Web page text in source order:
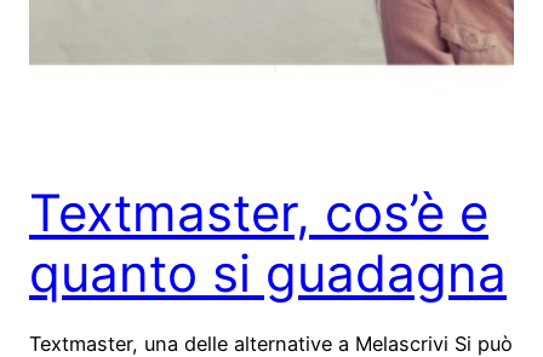
Textmaster, cos’è e
quanto si guadagna
Textmaster, una delle alternative a Melascrivi Si può